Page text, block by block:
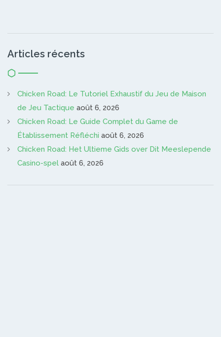
Articles récents
Chicken Road: Le Tutoriel Exhaustif du Jeu de Maison
de Jeu Tactique août 6, 2026
Chicken Road: Le Guide Complet du Game de
Établissement Réfléchi août 6, 2026
Chicken Road: Het Ultieme Gids over Dit Meeslepende
Casino-spel août 6, 2026